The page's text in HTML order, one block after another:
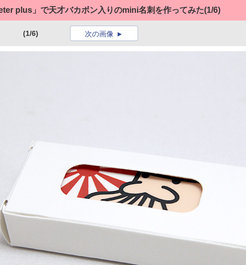
plus」で天才バカボン入りのmini名刺を作ってみた(1/6)
(1/6) 次の画像